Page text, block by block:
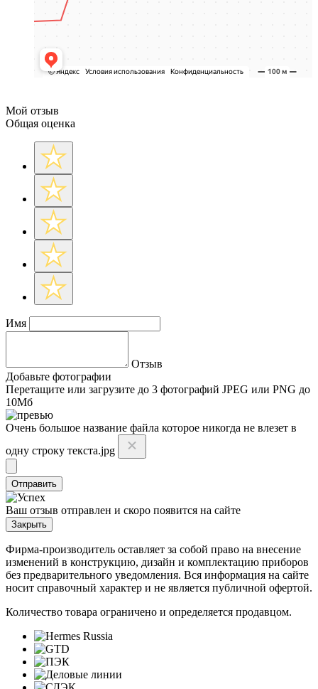
Мой отзыв
Общая оценка
Имя
Отзыв
Добавьте фотографии
Перетащите или загрузите до 3 фотографий JPEG или PNG до
10Мб
Очень большое название файла которое никогда не влезет в
одну строку текста.jpg
Отправить
Ваш отзыв отправлен и скоро появится на сайте
Закрыть
Фирма-производитель оставляет за собой право на внесение
изменений в конструкцию, дизайн и комплектацию приборов
без предварительного уведомления. Вся информация на сайте
носит справочный характер и не является публичной офертой.
Количество товара ограничено и определяется продавцом.